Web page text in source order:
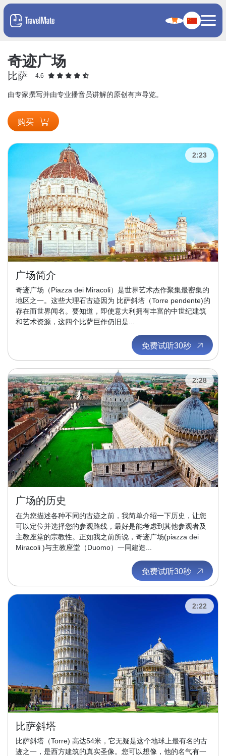
奇迹广场
比萨 4.6
由专家撰写并由专业播音员讲解的原创有声导览。
购买
2:23
广场简介
奇迹广场（Piazza dei Miracoli）是世界艺术杰作聚集最密集的
地区之一。这些大理石古迹因为 比萨斜塔（Torre pendente)的
存在而世界闻名。要知道，即使意大利拥有丰富的中世纪建筑
和艺术资源，这四个比萨巨作仍旧是...
免费试听30秒
2:28
广场的历史
在为您描述各种不同的古迹之前，我简单介绍一下历史，让您
可以定位并选择您的参观路线，最好是能考虑到其他参观者及
主教座堂的宗教性。正如我之前所说，奇迹广场(piazza dei
Miracoli )与主教座堂（Duomo）一同建造...
免费试听30秒
2:22
比萨斜塔
比萨斜塔（Torre) 高达54米，它无疑是这个地球上最有名的古
迹之一，是西方建筑的真实圣像。您可以想像，他的名气有一